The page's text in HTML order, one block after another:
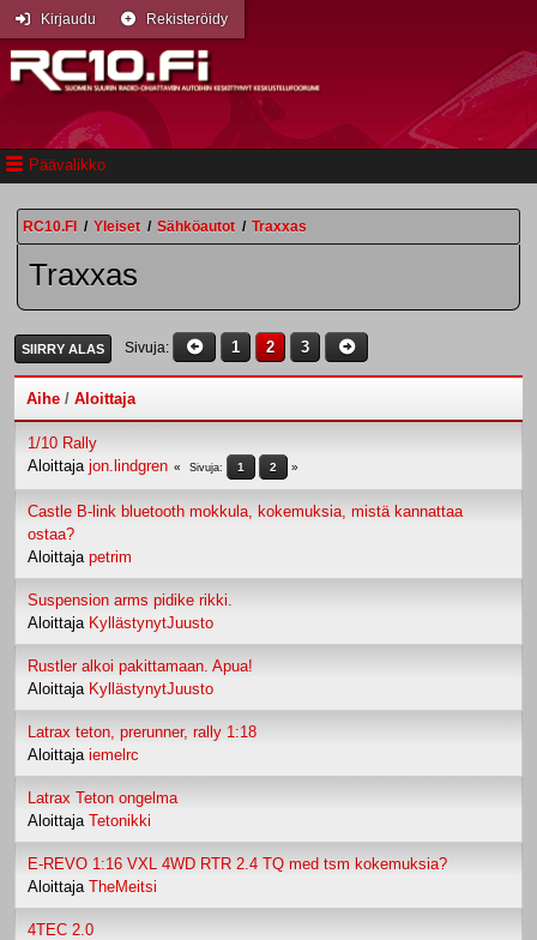
Päävalikko
Kirjaudu Rekisteröidy
RC10.FI / Yleiset / Sähköautot / Traxxas
Traxxas
SIIRRY ALAS Sivuja 1 2 3
Aihe / Aloittaja
1/10 Rally
Aloittaja jon.lindgren Sivuja 1 2
Castle B-link bluetooth mokkula, kokemuksia, mistä kannattaa
ostaa?
Aloittaja petrim
Suspension arms pidike rikki.
Aloittaja KyllästynytJuusto
Rustler alkoi pakittamaan. Apua!
Aloittaja KyllästynytJuusto
Latrax teton, prerunner, rally 1:18
Aloittaja iemelrc
Latrax Teton ongelma
Aloittaja Tetonikki
E-REVO 1:16 VXL 4WD RTR 2.4 TQ med tsm kokemuksia?
Aloittaja TheMeitsi
4TEC 2.0